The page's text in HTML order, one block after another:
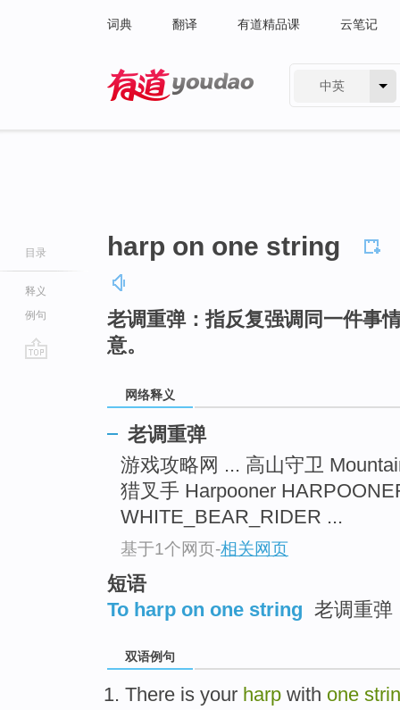
词典 翻译 有道精品课 云笔记
中英
目录
释义
例句
harp on one string
老调重弹：指反复强调同一件事
意。
网络释义
老调重弹
游戏攻略网 ... 高山守卫
猎叉手 Harpooner
WHITE_BEAR_RIDER ...
基于1个网页-相关网页
短语
To harp on one string 老调重弹
双语例句
There is your harp with one